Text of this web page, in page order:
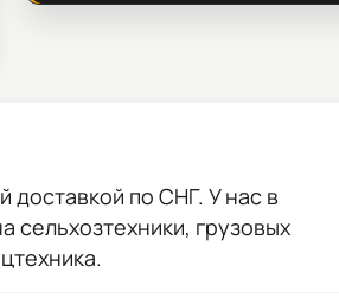
доставкой по СНГ. У нас в
сельхозтехники, грузовых